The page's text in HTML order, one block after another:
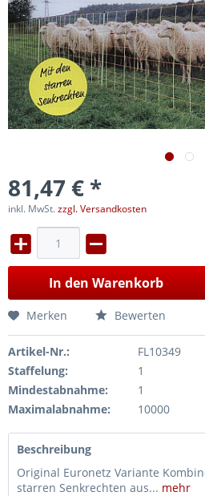
81,47 € *
inkl. MwSt.zzgl. Versandkosten
In den Warenkorb
Merken Bewerten
Artikel-Nr.:
FL10349
Staffelung:
1
Mindestabnahme:
1
Maximalabnahme:
10000
Beschreibung
Original Euronetz Variante
starren Senkrechten aus... mehr